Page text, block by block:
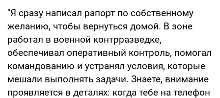
"Я сразу написал рапорт по собственному
желанию, чтобы вернуться домой. В зоне
работал в военной контрразведке,
обеспечивал оперативный контроль, помогал
командованию и устранял условия, которые
мешали выполнять задачи. Знаете, внимание
проявляется в деталях: когда тебе на телефон